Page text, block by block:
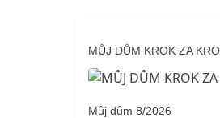
MŮJ DŮM KROK ZA
Můj dům 8/2026